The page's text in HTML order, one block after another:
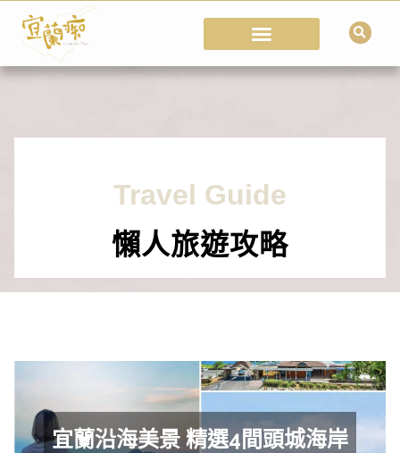
Travel Guide
懶人旅遊攻略
宜蘭沿海美景 精選4間頭城海岸